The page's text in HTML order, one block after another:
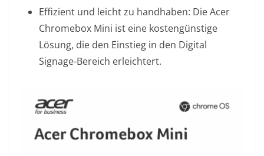
Effizient und leicht zu handhaben: Die Acer
Chromebox Mini ist eine kostengünstige
Lösung, die den Einstieg in den Digital
Signage-Bereich erleichtert.